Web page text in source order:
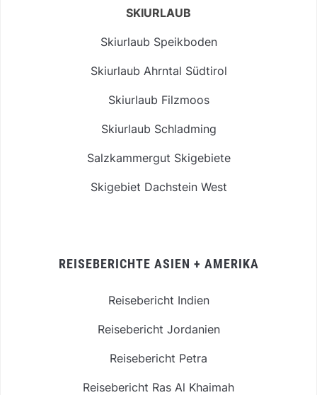
SKIURLAUB
Skiurlaub Speikboden
Skiurlaub Ahrntal Südtirol
Skiurlaub Filzmoos
Skiurlaub Schladming
Salzkammergut Skigebiete
Skigebiet Dachstein West
REISEBERICHTE ASIEN + AMERIKA
Reisebericht Indien
Reisebericht Jordanien
Reisebericht Petra
Reisebericht Ras Al Khaimah